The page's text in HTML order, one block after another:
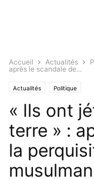
Accueil Actualités
après le scandale de...
Actualités Politique
« Ils ont
terre » :
la